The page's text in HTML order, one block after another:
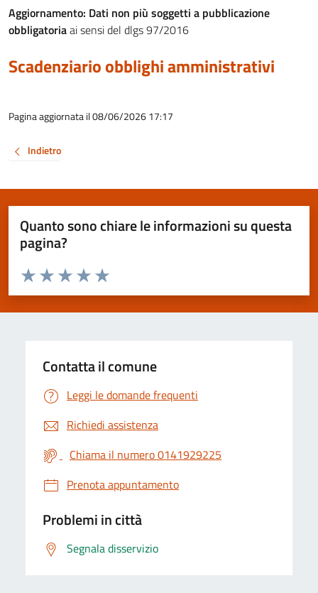
Aggiornamento: Dati non più soggetti a pubblicazione
obbligatoriaai sensi del dlgs 97/2016
Scadenziario obblighi amministrativi
Pagina aggiornata il 08/06/2026 17:17
Indietro
Quanto sono chiare le informazioni su questa
pagina?
Valuta da 1 a 5 stelle la pagina
Valuta 5 stelle su 5
Valuta 4 stelle su 5
Valuta 3 stelle su 5
Valuta 2 stelle su 5
Valuta 1 stelle su 5
Contatta il comune
Leggi le domande frequenti
Richiedi assistenza
Chiama il numero 0141929225
Prenota appuntamento
Problemi in città
Segnala disservizio